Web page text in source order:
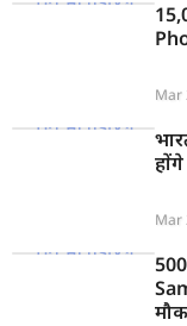
Mar
Mar